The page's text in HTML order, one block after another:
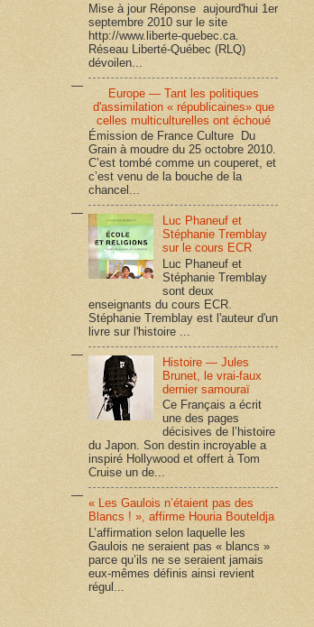
Mise à jour Réponse aujourd'hui 1er
septembre 2010 sur le site
http://www.liberte-quebec.ca.
Réseau Liberté-Québec (RLQ)
dévoilen...
Europe — Tant les politiques
d'assimilation « républicaines» que
celles multiculturelles ont échoué
Émission de France Culture Du
Grain à moudre du 25 octobre 2010.
C’est tombé comme un couperet, et
c’est venu de la bouche de la
chancel...
Luc Phaneuf et
Stéphanie Tremblay
sur le cours ECR
Luc Phaneuf et
Stéphanie Tremblay
sont deux
enseignants du cours ECR.
Stéphanie Tremblay est l'auteur d'un
livre sur l'histoire ...
Histoire — Jules
Brunet, le vrai-faux
dernier samouraï
Ce Français a écrit
une des pages
décisives de l’histoire
du Japon. Son destin incroyable a
inspiré Hollywood et offert à Tom
Cruise un de...
« Les Gaulois n’étaient pas des
Blancs ! », affirme Houria Bouteldja
L’affirmation selon laquelle les
Gaulois ne seraient pas « blancs »
parce qu’ils ne se seraient jamais
eux-mêmes définis ainsi revient
régul...